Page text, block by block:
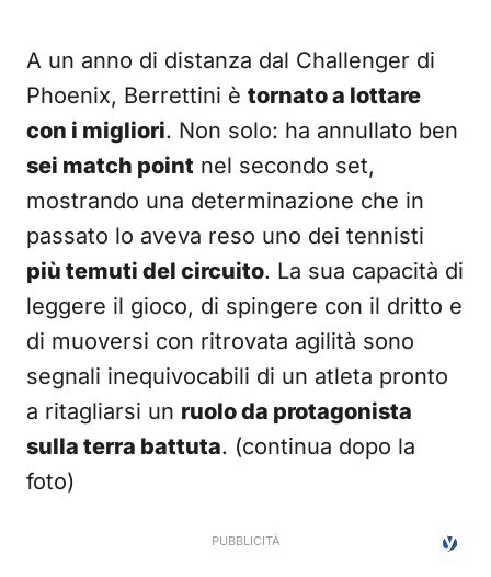
A un anno di distanza dal Challenger di
Phoenix, Berrettini è tornato a lottare
con i migliori. Non solo: ha annullato ben
sei match point nel secondo set,
mostrando una determinazione che in
passato lo aveva reso uno dei tennisti
più temuti del circuito. La sua capacità di
leggere il gioco, di spingere con il dritto e
di muoversi con ritrovata agilità sono
segnali inequivocabili di un atleta pronto
a ritagliarsi un ruolo da protagonista
sulla terra battuta. (continua dopo la
foto)